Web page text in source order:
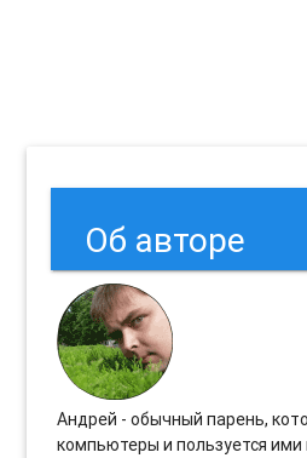
Об авторе
Андрей - обычный парень,
компьютеры и пользуется